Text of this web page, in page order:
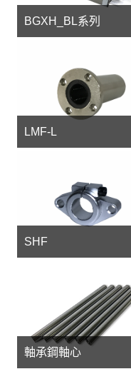
BGXH_BL系列
LMF-L
SHF
軸承鋼軸心